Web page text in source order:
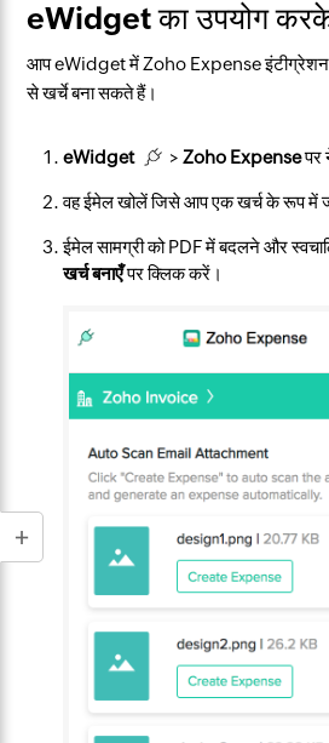
eWidget का उपयोग करके
आप eWidget में Zoho Expense
से खर्चे बना सकते हैं।
eWidget >Zoho Expenseपर
वह ईमेल खोलें जिसे आप एक खर्च के रूप में
ईमेल सामग्री को PDF में बदलने और
खर्च बनाएँपर क्लिक करें।